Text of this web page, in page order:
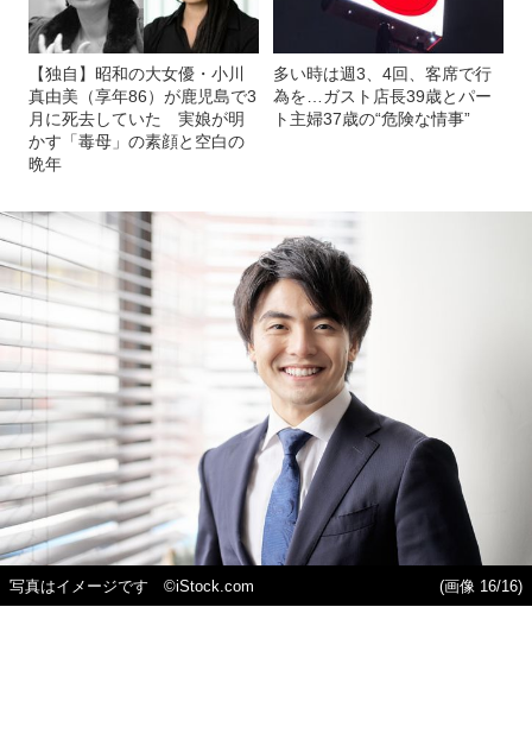
【独自】昭和の大女優・小川
真由美（享年86）が鹿児島で3
月に死去していた 実娘が明
かす「毒母」の素顔と空白の
晩年
多い時は週3、4回、客席で行
為を…ガスト店長39歳とパー
ト主婦37歳の“危険な情事”
写真はイメージです ©iStock.com (画像 16/16)